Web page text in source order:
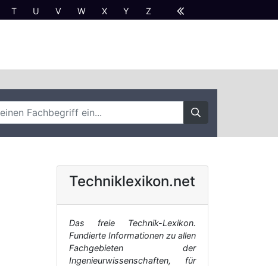
T U V W X Y Z
Techniklexikon.net
Das freie Technik-Lexikon.
Fundierte Informationen zu allen
Fachgebieten der
Ingenieurwissenschaften, für